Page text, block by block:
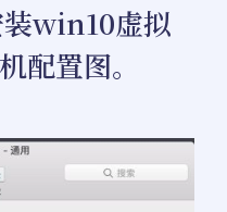
win10虚拟
配置图。